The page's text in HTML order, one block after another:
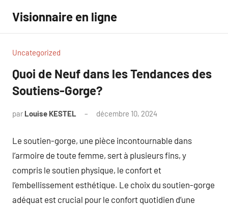
contenu
Visionnaire en ligne
Uncategorized
Quoi de Neuf dans les Tendances des
Soutiens-Gorge?
par Louise KESTEL décembre 10, 2024
Le soutien-gorge, une pièce incontournable dans
l’armoire de toute femme, sert à plusieurs fins, y
compris le soutien physique, le confort et
l’embellissement esthétique. Le choix du soutien-gorge
adéquat est crucial pour le confort quotidien d’une